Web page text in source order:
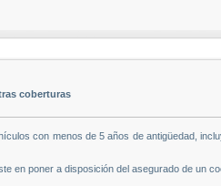
coberturas
con menos de 5 años de antigüedad,
en poner a disposición del asegurado de un